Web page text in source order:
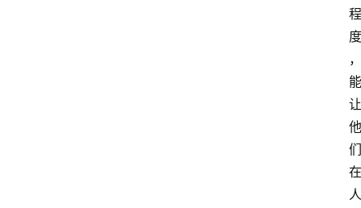
程
度
，
能
让
他
们
在
人